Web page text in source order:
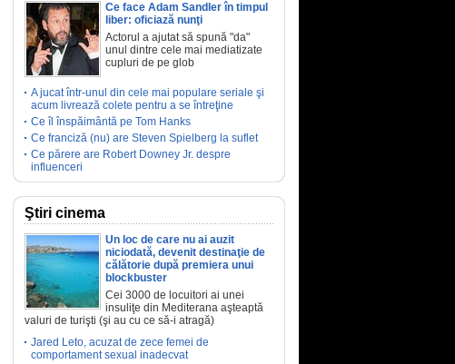
Ce face Adam Sandler în timpul
liber: oficiază nunţi
Actorul a ajutat să spună "da"
unul dintre cele mai mediatizate
cupluri de pe glob
A jucat într-unul din cele mai populare seriale şi
acum livrează colete pentru a se întreţine
Ce îl înspăimântă pe Tom Hanks
Ce franciză (nu) are Steven Spielberg la suflet
Ce părere are Robert Downey Jr. despre
influenceri
Ştiri cinema
Un loc de care nu ai auzit
niciodată, devenit destinaţie de
călătorie după premiera unui
blockbuster
Cei 3000 de locuitori ai unei
insuliţe din Mediterana aşteaptă
valuri de turişti (şi au cu ce să-i atragă)
Jared Leto, acuzat de zece femei de
comportament sexual inadecvat